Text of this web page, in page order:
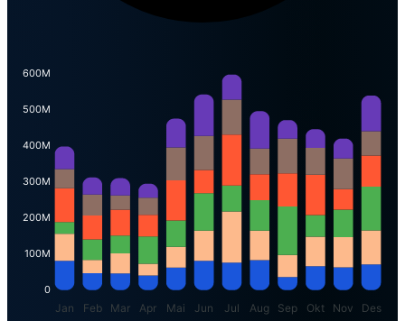
600M
500M
400M
300M
200M
100M
0
Jan Feb Mar Apr Mai Jun Jul Aug Sep Okt Nov Des